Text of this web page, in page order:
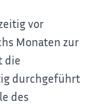
vor
Monaten zur
die
durchgeführt
des